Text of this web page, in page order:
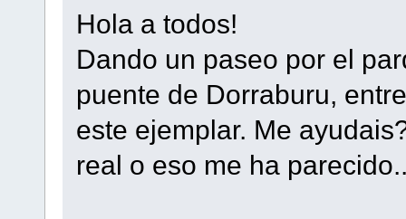
Hola a todos!
Dando un paseo por el
puente de Dorraburu,
este ejemplar. Me
real o eso me ha